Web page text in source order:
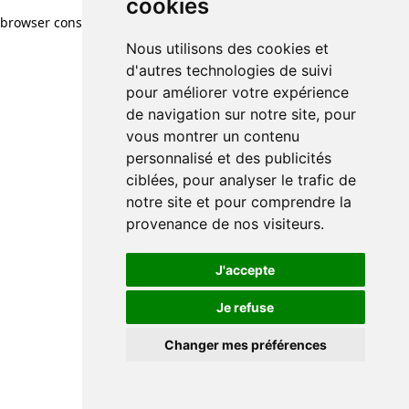
cookies
Nous utilisons des cookies et
d'autres technologies de suivi
pour améliorer votre expérience
de navigation sur notre site, pour
vous montrer un contenu
personnalisé et des publicités
ciblées, pour analyser le trafic de
notre site et pour comprendre la
provenance de nos visiteurs.
J'accepte
Je refuse
Changer mes préférences
browser console for more information)